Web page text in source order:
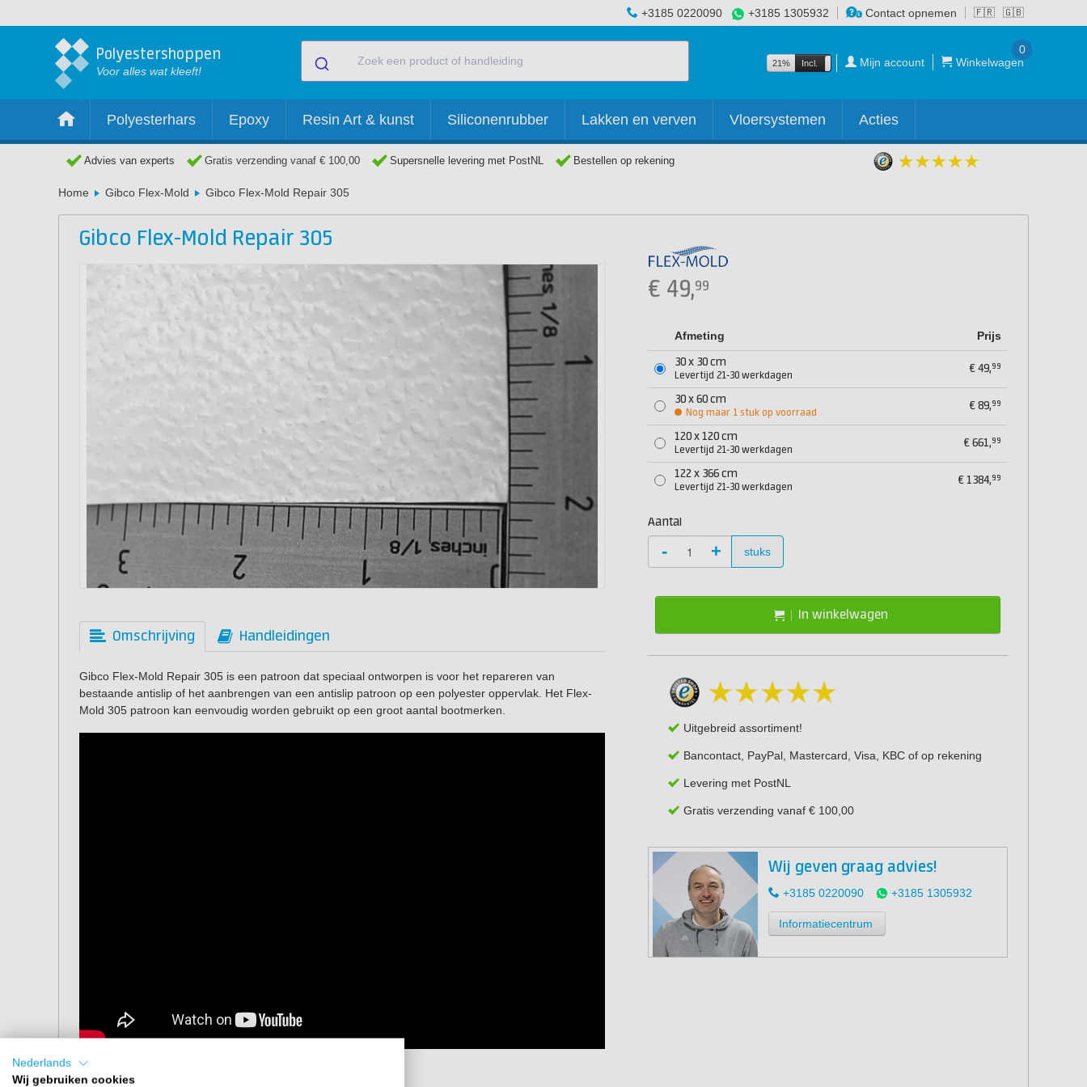
🇫🇷 🇬🇧
+3185 0220090 +3185 1305932 Contact opnemen
Polyestershoppen
Voor alles wat kleeft!
21% Incl. Excl. Mijn account Winkelwagen
0
Polyesterhars Epoxy Resin Art & kunst Siliconenrubber Lakken en verven Vloersystemen Acties
Advies van experts Gratis verzending vanaf € 100,00 Supersnelle levering met PostNL Bestellen op rekening
Home Gibco Flex-Mold Gibco Flex-Mold Repair 305
Gibco Flex-Mold Repair 305
Omschrijving Handleidingen
Gibco Flex-Mold Repair 305 is een patroon dat speciaal ontworpen is voor het repareren van
bestaande antislip of het aanbrengen van een antislip patroon op een polyester oppervlak. Het Flex-
Mold 305 patroon kan eenvoudig worden gebruikt op een groot aantal bootmerken.
Afmetingen
€ 49,99
Afmeting Prijs
30 x 30 cm
Levertijd 21-30 werkdagen
€49,99
30 x 60 cm
Nog maar 1 stuk op voorraad
€89,99
120 x 120 cm
Levertijd 21-30 werkdagen
€661,99
122 x 366 cm
Levertijd 21-30 werkdagen
€1384,99
Aantal
- + stuks
In winkelwagen
Uitgebreid assortiment!
Bancontact, PayPal, Mastercard, Visa, KBC of op rekening
Levering met PostNL
Gratis verzending vanaf € 100,00
Wij geven graag advies!
+3185 0220090 +3185 1305932
Informatiecentrum
Nederlands
Wij gebruiken cookies